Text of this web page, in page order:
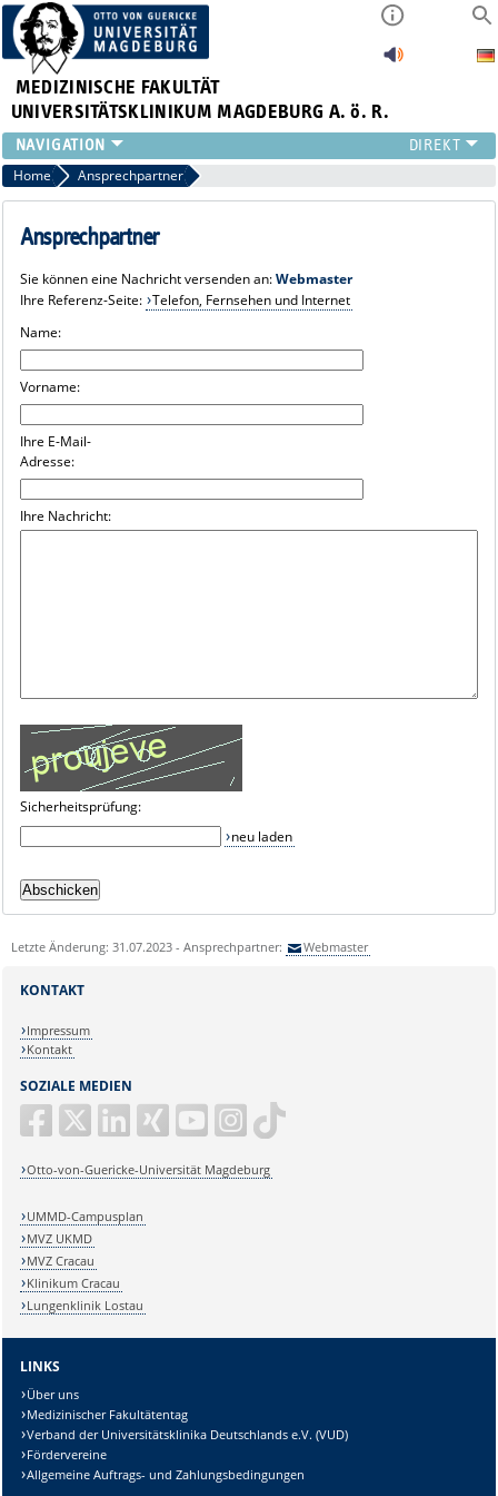
MEDIZINISCHE FAKULTÄT
UNIVERSITÄTSKLINIKUM MAGDEBURG A. ö. R.
INSTITUTE
KLINIKEN
ZENTRALE EINRICHTUNGEN
PRESSE
INTERNATIONAL
INTRANET
Home Ansprechpartner
Ansprechpartner
Sie können eine Nachricht versenden an:Webmaster
Ihre Referenz-Seite: Telefon, Fernsehen und Internet
Name:
Vorname:
Ihre E-Mail-
Adresse:
Ihre Nachricht:
Sicherheitsprüfung:
neu laden
Letzte Änderung: 31.07.2023 - Ansprechpartner: Webmaster
SOZIALE MEDIEN
Otto-von-Guericke-Universität Magdeburg
KONTAKT
Impressum
Kontakt
UMMD-Campusplan
MVZ UKMD
MVZ Cracau
Klinikum Cracau
Lungenklinik Lostau
LINKS
Über uns
Medizinischer Fakultätentag
Verband der Universitätsklinika Deutschlands e.V. (VUD)
Fördervereine
Allgemeine Auftrags- und Zahlungsbedingungen